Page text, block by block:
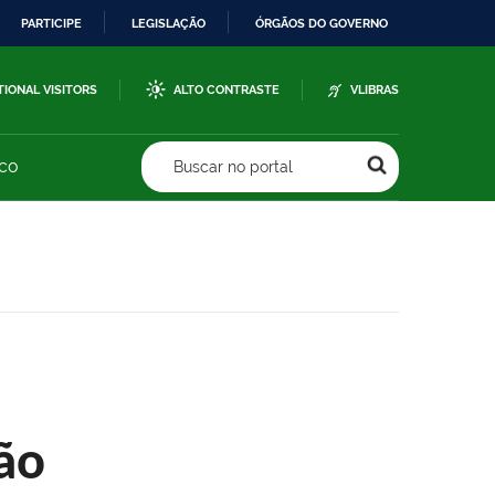
PARTICIPE LEGISLAÇÃO ÓRGÃOS DO GOVERNO
VISITORS ALTO CONTRASTE VLIBRAS
Buscar no portal